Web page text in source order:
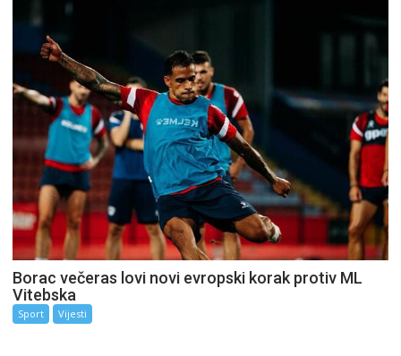
Borac večeras lovi novi evropski korak protiv ML
Vitebska
Sport Vijesti